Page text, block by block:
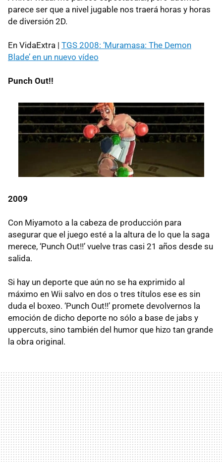
parece ser que a nivel jugable nos traerá horas y horas
de diversión 2D.
En VidaExtra | TGS 2008: ‘Muramasa: The Demon
Blade’ en un nuevo vídeo
Punch Out!!
2009
Con Miyamoto a la cabeza de producción para
asegurar que el juego esté a la altura de lo que la saga
merece, ‘Punch Out!!’ vuelve tras casi 21 años desde su
salida.
Si hay un deporte que aún no se ha exprimido al
máximo en Wii salvo en dos o tres títulos ese es sin
duda el boxeo. ‘Punch Out!!’ promete devolvernos la
emoción de dicho deporte no sólo a base de jabs y
uppercuts, sino también del humor que hizo tan grande
la obra original.